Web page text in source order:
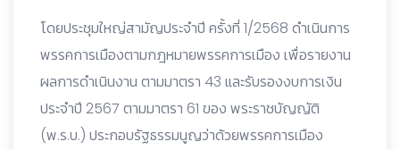
โดยประชุมใหญ่สามัญประจำปี ครั้งที่ 1/2568 ดำเนินการ
พรรคการเมืองตามกฎหมายพรรคการเมือง เพื่อรายงาน
ผลการดำเนินงาน ตามมาตรา 43 และรับรองงบการเงิน
ประจำปี 2567 ตามมาตรา 61 ของ พระราชบัญญัติ
(พ.ร.บ.) ประกอบรัฐธรรมนูญว่าด้วยพรรคการเมือง